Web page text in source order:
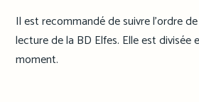
Il est recommandé de suivre l’ordre
lecture de la BD Elfes. Elle est divisée
moment.